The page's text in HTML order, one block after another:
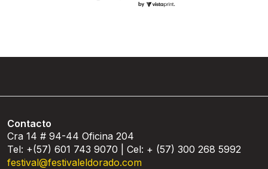
Contacto
Cra 14 # 94-44 Oficina 204
Tel: +(57) 601 743 9070 | Cel: + (57) 300 268 5992
festival@festivaleldorado.com